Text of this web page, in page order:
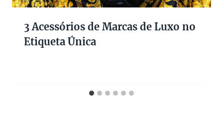
3 Acessórios de Marcas de Luxo no
Etiqueta Única